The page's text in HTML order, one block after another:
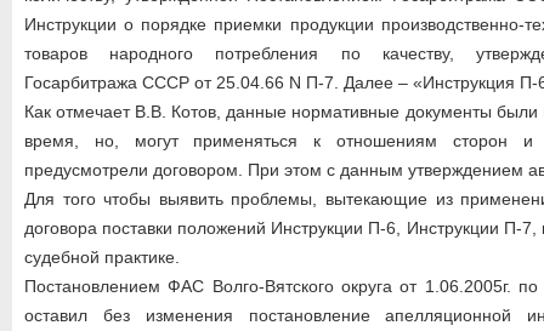
Инструкции о порядке приемки продукции производственно-
товаров народного потребления по качеству,
Госарбитража СССР от 25.04.66 N П-7. Далее – «Инструкция П-
Как отмечает В.В. Котов, данные нормативные документы были
время, но, могут применяться к отношениям сторон
предусмотрели договором. При этом с данным утверждением
Для того чтобы выявить проблемы, вытекающие из
договора поставки положений Инструкции П-6, Инструкции П-7,
судебной практике.
Постановлением ФАС Волго-Вятского округа от 1.06.2005г.
оставил без изменения постановление апелляционной